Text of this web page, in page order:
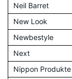
Neil Barret
New Look
Newbestyle
Next
Nippon